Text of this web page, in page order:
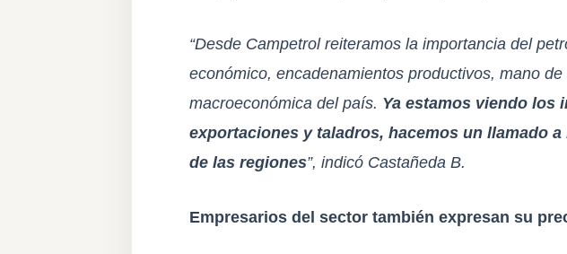
“Desde Campetrol reiteramos la importancia del
económico, encadenamientos productivos, mano
macroeconómica del país. Ya estamos viendo los
exportaciones y taladros, hacemos un llamado
de las regiones”, indicó Castañeda B.
Empresarios del sector también expresan su